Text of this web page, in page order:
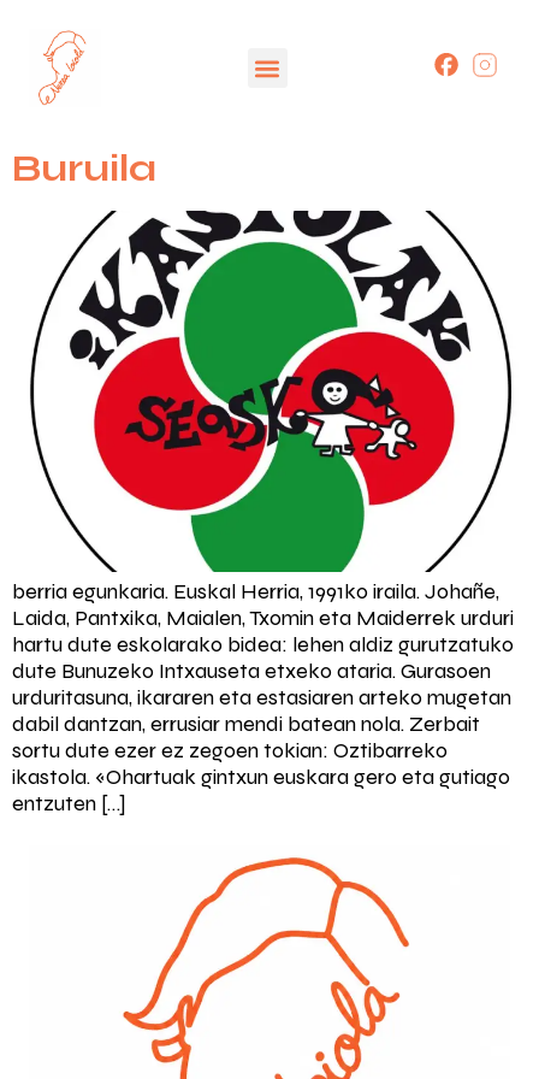
Buruila
berria egunkaria. Euskal Herria, 1991ko iraila. Johañe,
Laida, Pantxika, Maialen, Txomin eta Maiderrek urduri
hartu dute eskolarako bidea: lehen aldiz gurutzatuko
dute Bunuzeko Intxauseta etxeko ataria. Gurasoen
urduritasuna, ikararen eta estasiaren arteko mugetan
dabil dantzan, errusiar mendi batean nola. Zerbait
sortu dute ezer ez zegoen tokian: Oztibarreko
ikastola. «Ohartuak gintxun euskara gero eta gutiago
entzuten […]